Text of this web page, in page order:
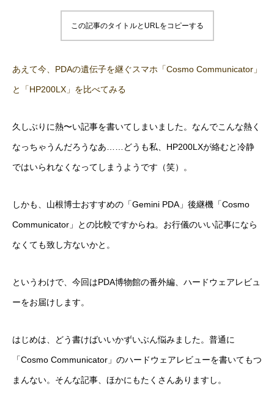
この記事のタイトルとURLをコピーする
あえて今、PDAの遺伝子を継ぐスマホ「Cosmo Communicator」
と「HP200LX」を比べてみる
久しぶりに熱〜い記事を書いてしまいました。なんでこんな熱く
なっちゃうんだろうなあ……どうも私、HP200LXが絡むと冷静
ではいられなくなってしまうようです（笑）。
しかも、山根博士おすすめの「Gemini PDA」後継機「Cosmo
Communicator」との比較ですからね。お行儀のいい記事になら
なくても致し方ないかと。
というわけで、今回はPDA博物館の番外編、ハードウェアレビュ
ーをお届けします。
はじめは、どう書けばいいかずいぶん悩みました。普通に
「Cosmo Communicator」のハードウェアレビューを書いてもつ
まんない。そんな記事、ほかにもたくさんありますし。